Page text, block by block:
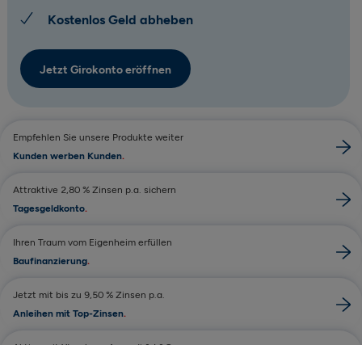
Kostenlos Geld abheben
Jetzt Girokonto eröffnen
Empfehlen Sie unsere Produkte weiter
Kunden werben Kunden
Attraktive 2,80 % Zinsen p.a. sichern
Tagesgeldkonto
Ihren Traum vom Eigenheim erfüllen
Baufinanzierung
Jetzt mit bis zu 9,50 % Zinsen p.a.
Anleihen mit Top-Zinsen